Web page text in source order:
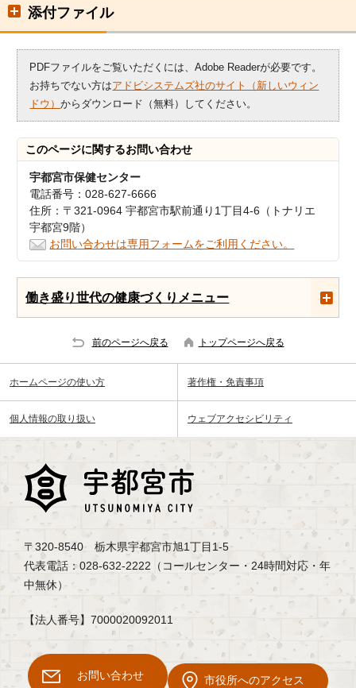
添付ファイル
PDFファイルをご覧いただくには、Adobe Readerが必要です。
お持ちでない方はアドビシステムズ社のサイト（新しいウィン
ドウ）からダウンロード（無料）してください。
このページに関するお問い合わせ
宇都宮市保健センター
電話番号：028-627-6666
住所：〒321-0964 宇都宮市駅前通り1丁目4-6（トナリエ
宇都宮9階）
お問い合わせは専用フォームをご利用ください。
働き盛り世代の健康づくりメニュー
前のページへ戻る トップページへ戻る
ホームページの使い方 著作権・免責事項
個人情報の取り扱い ウェブアクセシビリティ
〒320-8540 栃木県宇都宮市旭1丁目1-5
代表電話：028-632-2222（コールセンター・24時間対応・年
中無休）
【法人番号】7000020092011
お問い合わせ 市役所へのアクセス